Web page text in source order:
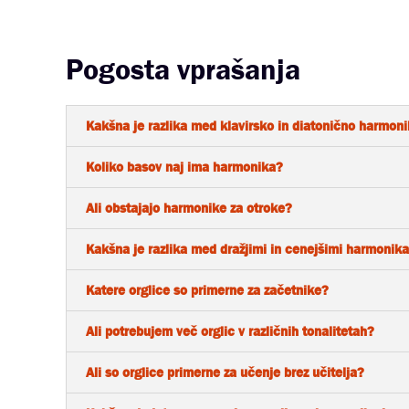
Pogosta vprašanja
Kakšna je razlika med klavirsko in diatonično
Koliko basov naj ima harmonika?
Ali obstajajo harmonike za otroke?
Kakšna je razlika med dražjimi in cenejšimi
Katere orglice so primerne za začetnike?
Ali potrebujem več orglic v različnih tonalitetah?
Ali so orglice primerne za učenje brez učitelja?